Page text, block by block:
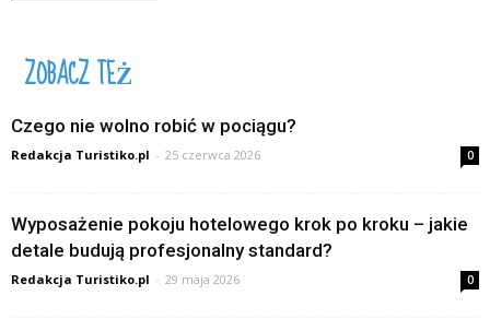
ZOBACZ TEŻ
Czego nie wolno robić w pociągu?
Redakcja Turistiko.pl - 25 czerwca 2026 0
Wyposażenie pokoju hotelowego krok po kroku – jakie
detale budują profesjonalny standard?
Redakcja Turistiko.pl - 29 maja 2026 0